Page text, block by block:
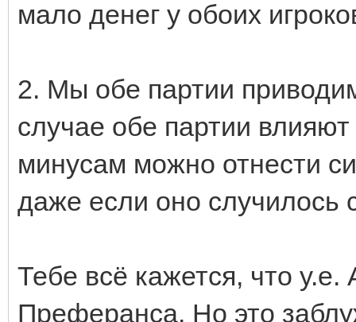
мало денег у обоих
2. Мы обе партии
случае обе партии
минусам можно отнести
даже если оно случилось
Тебе всё кажется, что
Преферанса. Но это